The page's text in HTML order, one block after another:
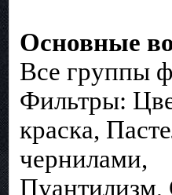
Основные
Все группы
Фильтры:
краска,
чернилами,
Пуантилизм,